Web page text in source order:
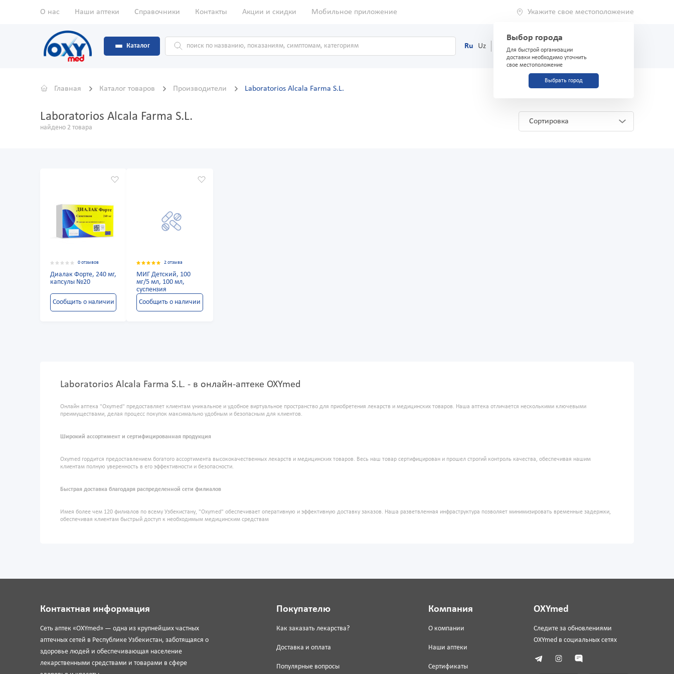
О нас Наши аптеки Справочники Контакты Акции и скидки Мобильное приложение Укажите свое местоположение
Выбор города
Для быстрой организации
доставки необходимо уточнить
свое местоположение
Выбрать город
Каталог Ru Uz (71) 200-03-03
Главная Каталог товаров Производители Laboratorios Alcala Farma S.L.
Laboratorios Alcala Farma S.L.
найдено 2 товара
Сортировка
0 отзывов
Диалак Форте, 240 мг,
капсулы №20
Сообщить о наличии
2 отзыва
МИГ Детский, 100
мг/5 мл, 100 мл,
суспензия
Сообщить о наличии
Laboratorios Alcala Farma S.L. - в онлайн-аптеке OXYmed
Онлайн аптека "Oxymed" предоставляет клиентам уникальное и удобное виртуальное пространство для приобретения лекарств и медицинских товаров. Наша аптека отличается несколькими ключевыми
преимуществами, делая процесс покупок максимально удобным и безопасным для клиентов.
Широкий ассортимент и сертифицированная продукция
Oxymed гордится предоставлением богатого ассортимента высококачественных лекарств и медицинских товаров. Весь наш товар сертифицирован и прошел строгий контроль качества, обеспечивая нашим
клиентам полную уверенность в его эффективности и безопасности.
Быстрая доставка благодаря распределенной сети филиалов
Имея более чем 120 филиалов по всему Узбекистану, "Oxymed" обеспечивает оперативную и эффективную доставку заказов. Наша разветвленная инфраструктура позволяет минимизировать временные задержки,
обеспечивая клиентам быстрый доступ к необходимым медицинским средствам
Контактная информация
Сеть аптек «OXYmed» — одна из крупнейших частных
аптечных сетей в Республике Узбекистан, заботящаяся о
здоровье людей и обеспечивающая население
лекарственными средствами и товарами в сфере
Покупателю
Как заказать лекарства?
Доставка и оплата
Популярные вопросы
Компания
О компании
Наши аптеки
Сертификаты
OXYmed
Следите за обновлениями
OXYmed в социальных сетях